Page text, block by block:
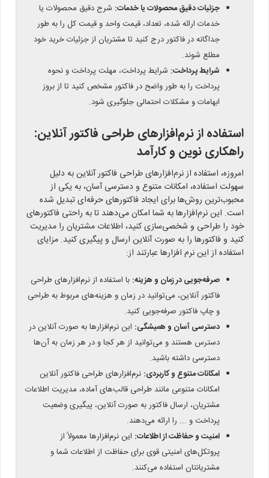
جزئیات دقیق محصولات یا خدمات: شرح دقیق محصولات یا
خدمات ارائه شده، تعداد، قیمت واحد و قیمت کل را به طور
جداگانه در فاکتور درج کنید تا مشتریان از جزئیات خرید خود
مطلع شوند.
شرایط پرداخت: شرایط پرداخت، مهلت پرداخت و نحوه
پرداخت را به طور واضح در فاکتور مشخص کنید تا از بروز
ابهامات و مشکلات احتمالی جلوگیری شود.
استفاده از نرم‌افزارهای طراحی فاکتور آنلاین:
راهکاری نوین و کارآمد
امروزه، استفاده از نرم‌افزارهای طراحی فاکتور آنلاین به دلیل
سهولت استفاده، امکانات متنوع و دسترسی آسان، به یکی از
محبوب‌ترین روش‌ها برای ایجاد فاکتورهای حرفه‌ای تبدیل شده
است. این نرم‌افزارها به شما امکان می‌دهند تا به راحتی فاکتورهای
خود را طراحی و شخصی‌سازی کنید، اطلاعات مشتریان را مدیریت
کنید و فاکتورها را به صورت آنلاین ارسال و پیگیری کنید. مزایای
استفاده از این نرم افزارها عبارتند از:
صرفه‌جویی در زمان و هزینه: با استفاده از نرم‌افزارهای طراحی
فاکتور آنلاین، می‌توانید در زمان و هزینه‌های مربوط به طراحی
و چاپ فاکتور صرفه‌جویی کنید.
دسترسی آسان و همیشگی: این نرم‌افزارها به صورت آنلاین در
دسترس هستند و می‌توانید از هر کجا و در هر زمان به آن‌ها
دسترسی داشته باشید.
امکانات متنوع و کاربردی: نرم‌افزارهای طراحی فاکتور آنلاین
امکانات متنوعی مانند طراحی قالب‌های آماده، مدیریت اطلاعات
مشتریان، ارسال فاکتور به صورت آنلاین، پیگیری وضعیت
پرداخت و ... را ارائه می‌دهند.
امنیت و حفاظت از اطلاعات: این نرم‌افزارها معمولاً از
پروتکل‌های امنیتی قوی برای حفاظت از اطلاعات شما و
مشتریانتان استفاده می‌کنند.